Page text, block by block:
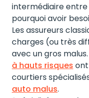
intermédiaire entre
pourquoi avoir
Les assureurs
charges (ou très
avec un gros
à hauts risques
courtiers
auto malus.